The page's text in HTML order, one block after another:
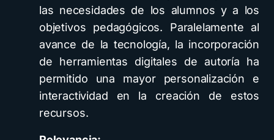
las necesidades de los alumnos y a los
objetivos pedagógicos. Paralelamente al
avance de la tecnología, la incorporación
de herramientas digitales de autoría ha
permitido una mayor personalización e
interactividad en la creación de estos
recursos.